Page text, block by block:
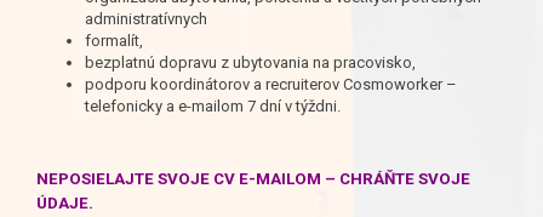
administratívnych
formalít,
bezplatnú dopravu z ubytovania na pracovisko,
podporu koordinátorov a recruiterov Cosmoworker –
telefonicky a e-mailom 7 dní v týždni.
NEPOSIELAJTE SVOJE CV E-MAILOM – CHRÁŇTE SVOJE
ÚDAJE.